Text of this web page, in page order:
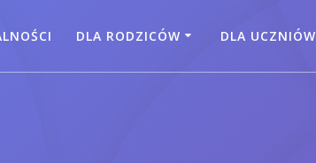
DLA RODZICÓW DLA UCZNIÓW